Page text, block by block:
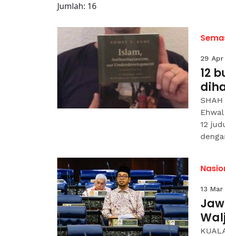
Jumlah: 16
29 Apr
12
12
13